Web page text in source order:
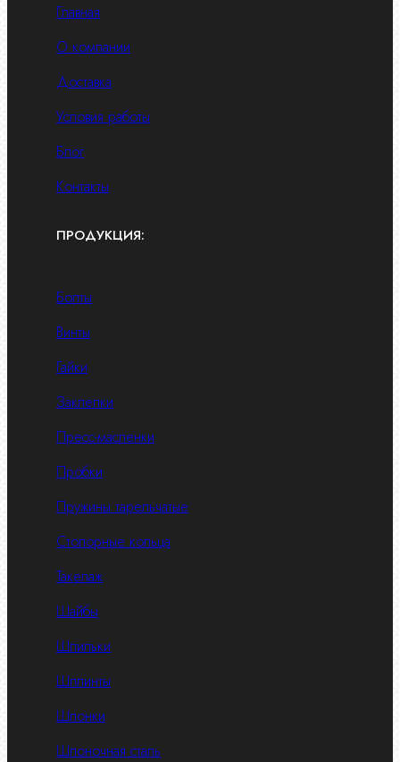
Главная
О компании
Доставка
Условия работы
Блог
Контакты
ПРОДУКЦИЯ:
Болты
Винты
Гайки
Заклепки
Пресс-масленки
Пробки
Пружины тарельчатые
Стопорные кольца
Такелаж
Шайбы
Шпильки
Шплинты
Шпонки
Шпоночная сталь